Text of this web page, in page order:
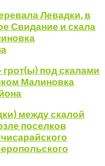
Левадки, в
Свидание и скала
под скалами
Малиновка
между скалой
поселков